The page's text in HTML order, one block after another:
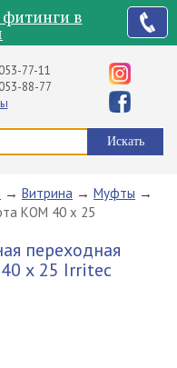
в
77-11
88-77
→ Витрина → Муфты →
КОМ 40 х 25
переходная
х 25 Irritec